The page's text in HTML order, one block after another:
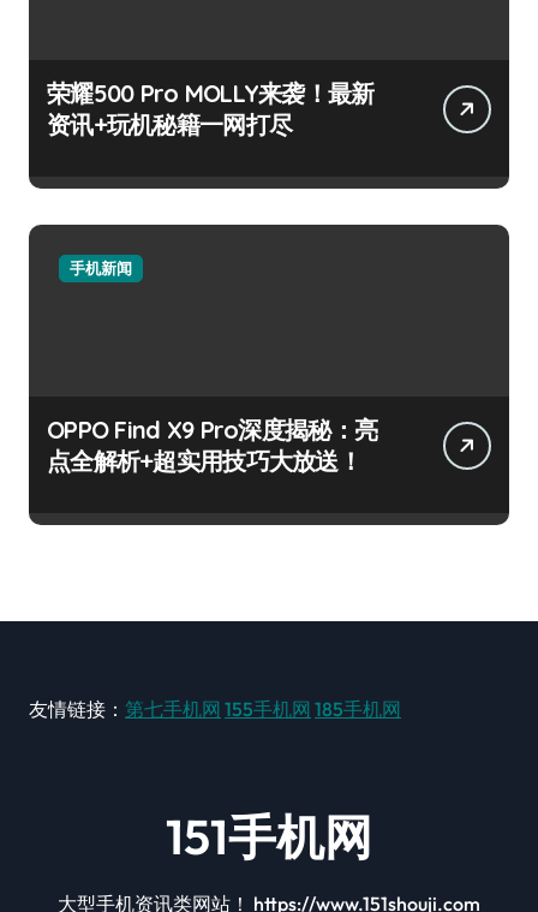
荣耀500 Pro MOLLY来袭！最新
资讯+玩机秘籍一网打尽
手机新闻
OPPO Find X9 Pro深度揭秘：亮
点全解析+超实用技巧大放送！
友情链接： 第七手机网 155手机网 185手机网
151手机网
大型手机资讯类网站！ https://www.151shouji.com